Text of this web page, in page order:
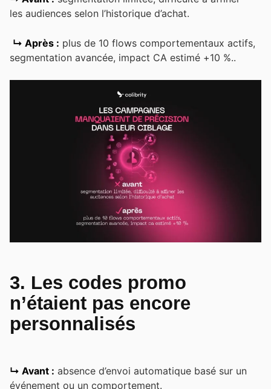
les audiences selon l’historique d’achat.
↳ Après : plus de 10 flows comportementaux actifs,
segmentation avancée, impact CA estimé +10 %..
3. Les codes promo
n’étaient pas encore
personnalisés
↳ Avant : absence d’envoi automatique basé sur un
événement ou un comportement.